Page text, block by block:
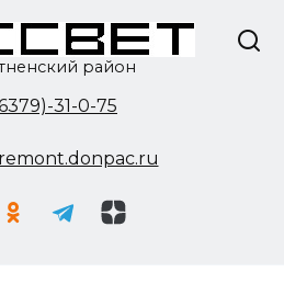
район
31-0-75